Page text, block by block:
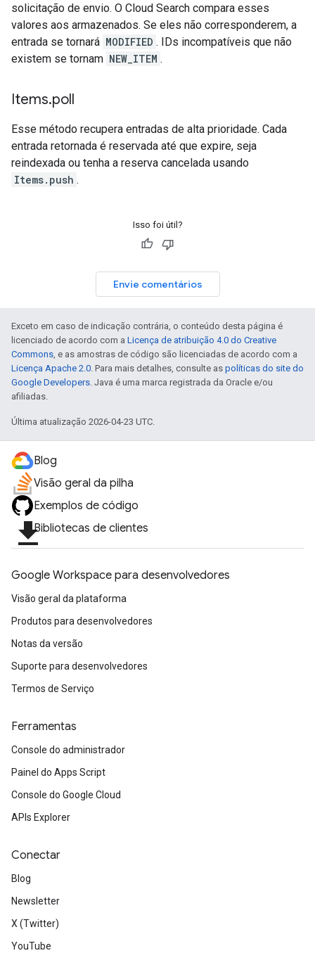
solicitação de envio. O Cloud Search compara esses
valores aos armazenados. Se eles não corresponderem, a
entrada se tornará MODIFIED . IDs incompatíveis que não
existem se tornam NEW_ITEM .
Items.poll
Esse método recupera entradas de alta prioridade. Cada
entrada retornada é reservada até que expire, seja
reindexada ou tenha a reserva cancelada usando
Items.push .
Isso foi útil?
Envie comentários
Exceto em caso de indicação contrária, o conteúdo desta página é
licenciado de acordo com a Licença de atribuição 4.0 do Creative
Commons , e as amostras de código são licenciadas de acordo com a
Licença Apache 2.0 . Para mais detalhes, consulte as políticas do site do
Google Developers . Java é uma marca registrada da Oracle e/ou
afiliadas.
Última atualização 2026-04-23 UTC.
Blog
Visão geral da pilha
Exemplos de código
file_downloadBibliotecas de clientes
Google Workspace para desenvolvedores
Visão geral da plataforma
Produtos para desenvolvedores
Notas da versão
Suporte para desenvolvedores
Termos de Serviço
Ferramentas
Console do administrador
Painel do Apps Script
Console do Google Cloud
APIs Explorer
Conectar
Blog
Newsletter
X (Twitter)
YouTube